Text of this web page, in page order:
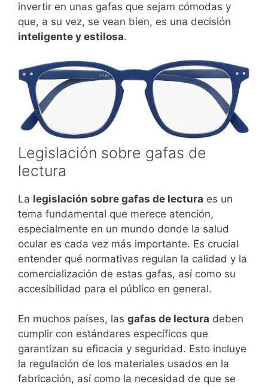
invertir en unas gafas que sejam cómodas y
que, a su vez, se vean bien, es una decisión
inteligente y estilosa.
Legislación sobre gafas de
lectura
La legislación sobre gafas de lectura es un
tema fundamental que merece atención,
especialmente en un mundo donde la salud
ocular es cada vez más importante. Es crucial
entender qué normativas regulan la calidad y la
comercialización de estas gafas, así como su
accesibilidad para el público en general.
En muchos países, las gafas de lectura deben
cumplir con estándares específicos que
garantizan su eficacia y seguridad. Esto incluye
la regulación de los materiales usados en la
fabricación, así como la necesidad de que se